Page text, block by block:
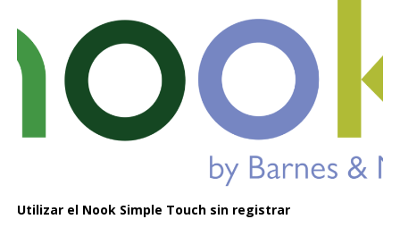
Utilizar el Nook Simple Touch sin registrar